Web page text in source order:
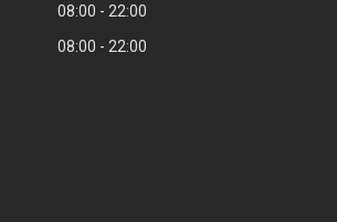
08:00
22:00
08:00 22:00